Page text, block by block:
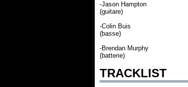
-Jason Hampton
(guitare)
-Colin Buis
(basse)
-Brendan Murphy
(batterie)
TRACKLIST